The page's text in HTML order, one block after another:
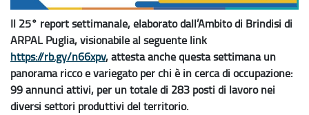
Il 25° report settimanale, elaborato dall’Ambito di Brindisi di
ARPAL Puglia, visionabile al seguente link
https://rb.gy/n66xpv, attesta anche questa settimana un
panorama ricco e variegato per chi è in cerca di occupazione:
99 annunci attivi, per un totale di 283 posti di lavoro nei
diversi settori produttivi del territorio.